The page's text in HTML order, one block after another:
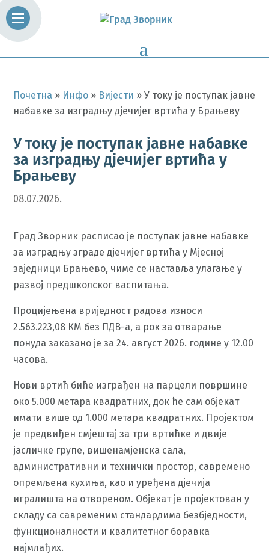
Почетна » Инфо » Вијести »У току је поступак јавне
набавке за изградњу дјечијег вртића у Брањеву
У току је поступак јавне набавке
за изградњу дјечијег вртића у
Брањеву
08.07.2026.
Град Зворник расписао је поступак јавне набавке
за изградњу зграде дјечијег вртића у Мјесној
заједници Брањево, чиме се наставља улагањe у
развој предшколског васпитања.
Процијењена вриједност радова износи
2.563.223,08 КМ без ПДВ-а, а рок за отварање
понуда заказано је за 24. август 2026. године у 12.00
часова.
Нови вртић биће изграђен на парцели површине
око 5.000 метара квадратних, док ће сам објекат
имати више од 1.000 метара квадратних. Пројектом
је предвиђен смјештај за три вртићке и двије
јасличке групе, вишенамјенска сала,
административни и технички простор, савремено
опремљена кухиња, као и уређена дјечија
игралишта на отвореном. Објекат је пројектован у
складу са савременим стандардима безбједности,
функционалности и квалитетног боравка
најмлађих.